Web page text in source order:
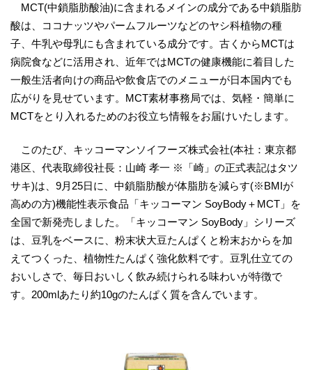
MCT(中鎖脂肪酸油)に含まれるメインの成分である中鎖脂肪
酸は、ココナッツやパームフルーツなどのヤシ科植物の種
子、牛乳や母乳にも含まれている成分です。古くからMCTは
病院食などに活用され、近年ではMCTの健康機能に着目した
一般生活者向けの商品や飲食店でのメニューが日本国内でも
広がりを見せています。MCT素材事務局では、気軽・簡単に
MCTをとり入れるためのお役立ち情報をお届けいたします。
このたび、キッコーマンソイフーズ株式会社(本社：東京都
港区、代表取締役社長：山崎 孝一 ※「崎」の正式表記はタツ
サキ)は、9月25日に、中鎖脂肪酸が体脂肪を減らす(※BMIが
高めの方)機能性表示食品「キッコーマン SoyBody＋MCT」を
全国で新発売しました。「キッコーマン SoyBody」シリーズ
は、豆乳をベースに、粉末状大豆たんぱくと粉末おからを加
えてつくった、植物性たんぱく強化飲料です。豆乳仕立ての
おいしさで、毎日おいしく飲み続けられる味わいが特徴で
す。200mlあたり約10gのたんぱく質を含んでいます。